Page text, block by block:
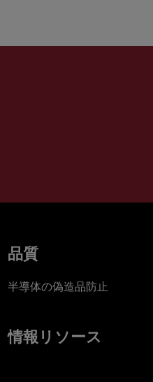
品質
半導体の偽造品防止
情報リソース